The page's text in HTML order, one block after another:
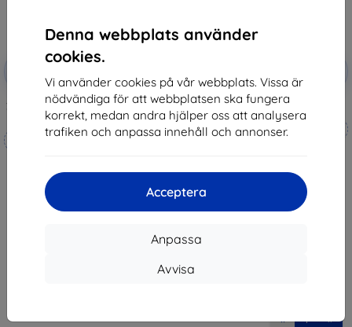
Denna webbplats använder
cookies.
Vi använder cookies på vår webbplats. Vissa är
nödvändiga för att webbplatsen ska fungera
korrekt, medan andra hjälper oss att analysera
trafiken och anpassa innehåll och annonser.
Acceptera
Anpassa
Avvisa
Rabatt
kupong
3mk Silverprotection+ protective
film
Tillverkat efter mått
I lager > 5 st
kupong
3mk Hammer protective film
Tillverkat efter mått
222 kr
« 1 »